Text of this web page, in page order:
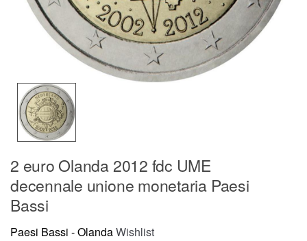
2 euro Olanda 2012 fdc UME
decennale unione monetaria Paesi
Bassi
Paesi Bassi - OlandaWishlist